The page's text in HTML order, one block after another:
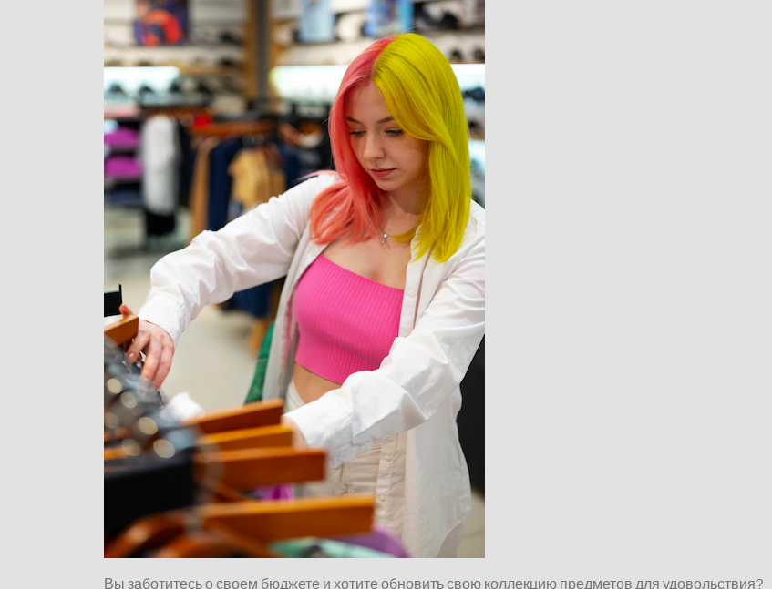
Вы заботитесь о своем бюджете и хотите обновить свою коллекцию предметов для удовольствия?